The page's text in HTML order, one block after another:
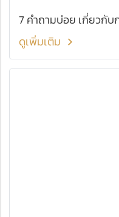
7 คำถามบ่อย เกี่ยวกับ
ดูเพิ่มเติม